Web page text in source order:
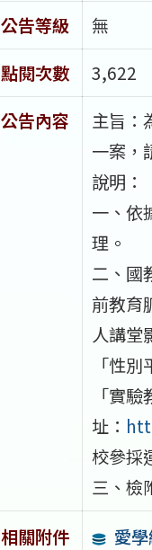
公告等級
無
點閱次數
3,622
公告內容
主旨：
一案，
說明：
一、依
理。
二、國
前教育
人講堂
「性
「實
址：
校參採
三、檢
相關附件
愛